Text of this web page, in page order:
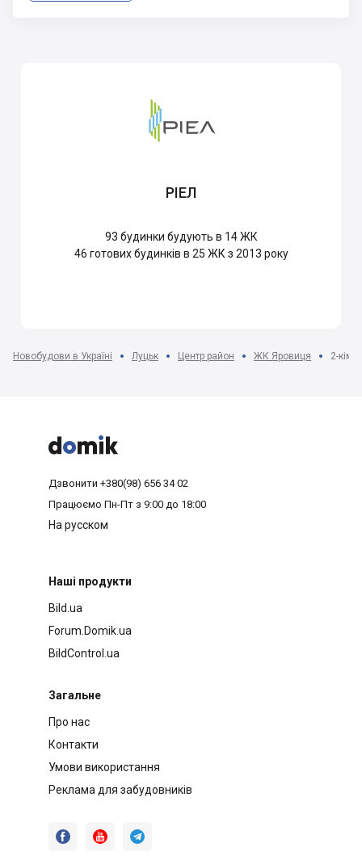
РІЕЛ
93 будинки будують в 14 ЖК
46 готових будинків в 25 ЖК з 2013 року
Новобудови в Україні Луцьк Центр район ЖК Яровиця 2-



Дзвонити +380(98) 656 34 02
Працюємо Пн-Пт з 9:00 до 18:00
На русском
Наші продукти
Bild.ua
Forum.Domik.ua
BildControl.ua
Загальне
Про нас
Контакти
Умови використання
Реклама для забудовників
  